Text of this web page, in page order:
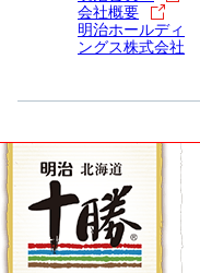
会社概要
明治ホールディ
ングス株式会社